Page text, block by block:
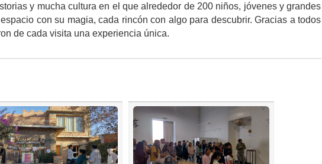
y mucha cultura en el que alrededor de 200 niños, jóvenes y grandes
con su magia, cada rincón con algo para descubrir. Gracias a todos
de cada visita una experiencia única.